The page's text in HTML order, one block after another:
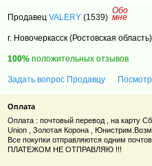
ПродавецVALERY (1539)
Обо
мне
г. Новочеркасск (Ростовская область)
100% положительных отзывов
Задать вопрос Продавцу
Оплата
Оплата : почтовый перевод , на карту
Union , Золотая Корона ,
Все покупки отправляются одним
ПЛАТЕЖОМ НЕ ОТПРАВЛЯЮ !!!